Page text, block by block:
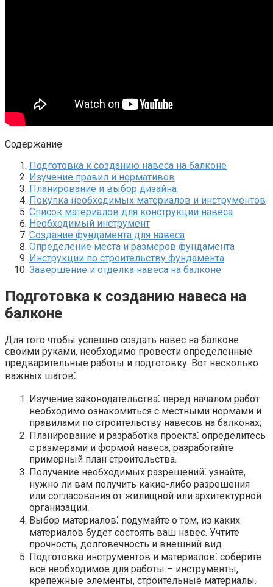
Содержание
Подготовка к созданию навеса на балконе
Изучение правил и нормативов
Планирование и выбор дизайна
Покупка необходимых материалов и инструментов
Список материалов для конструкции навеса
Необходимый инструмент
Создание фундамента для навеса
Определение места и размеров фундамента
Инструкции по строительству фундамента
Завершение и отделка навеса на балконе
Подготовка к созданию навеса на
балконе
Для того чтобы успешно создать навес на балконе
своими руками, необходимо провести определенные
предварительные работы и подготовку.​ Вот несколько
важных шагов⁚
Изучение законодательства⁚ перед началом работ
необходимо ознакомиться с местными нормами и
правилами по строительству навесов на балконах;
Планирование и разработка проекта⁚ определитесь
с размерами и формой навеса, разработайте
примерный план строительства.​
Получение необходимых разрешений⁚ узнайте,
нужно ли вам получить какие-либо разрешения
или согласования от жилищной или архитектурной
организации.​
Выбор материалов⁚ подумайте о том, из каких
материалов будет состоять ваш навес. Учтите
прочность, долговечность и внешний вид.​
Подготовка инструментов и материалов⁚ соберите
все необходимое для работы – инструменты,
крепежные элементы, строительные материалы.​